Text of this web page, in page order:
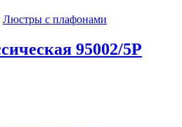
Люстры с плафонами
95002/5P